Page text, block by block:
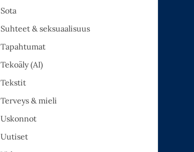
Sota
Suhteet & seksuaalisuus
Tapahtumat
Tekoäly (AI)
Tekstit
Terveys & mieli
Uskonnot
Uutiset